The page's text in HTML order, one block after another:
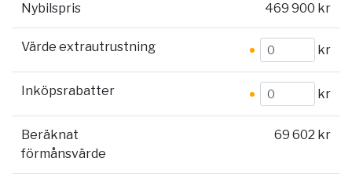
Nybilspris 469 900 kr
Värde extrautrustning kr
Inköpsrabatter kr
Beräknat
förmånsvärde
69 602 kr